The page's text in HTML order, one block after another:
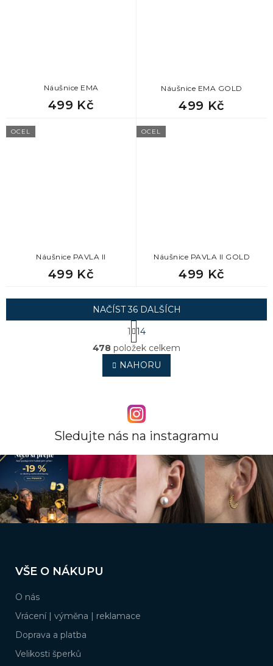
Náušnice EMA
499 Kč
Náušnice EMA GOLD
499 Kč
OCEL
Náušnice PAVLA II
499 Kč
OCEL
Náušnice PAVLA II GOLD
499 Kč
O
v
l
á
c
í
p
v
k
y
v
ý
p
NAČÍST 36 DALŠÍCH
S
t
r
á
n
k
á
n
1
14
478 položek celkem
NAHORU
Sledujte nás na instagramu
pVŠE O NÁKUPU
O nás
Vrácení | výměna | reklamace
Doprava a platba
Velikosti šperků